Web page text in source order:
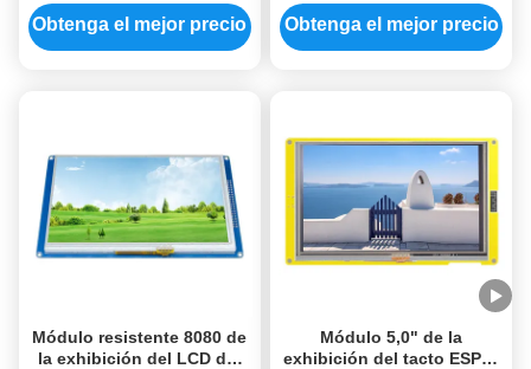
Obtenga el mejor precio
exhibición del Lcd de 5
Obtenga el mejor precio
Módulo resistente 8080 de
la exhibición del LCD del
Módulo 5,0" de la
exhibición del tacto ESP32